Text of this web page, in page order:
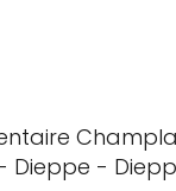
Dieppe -